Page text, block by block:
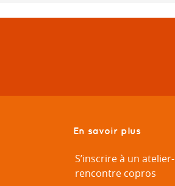
En savoir plus
S’inscrire à un atelier-
rencontre copros